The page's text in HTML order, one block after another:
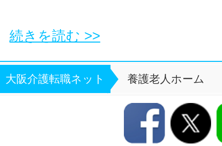
続きを読む >>
大阪介護転職ネット 養護老人ホーム